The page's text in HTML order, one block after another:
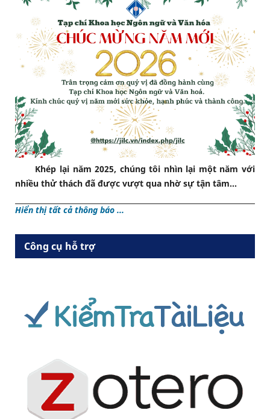
Khép lại năm 2025, chúng tôi nhìn lại một năm với
nhiều thử thách đã được vượt qua nhờ sự tận tâm...
Hiển thị tất cả thông báo ...
Công cụ hỗ trợ